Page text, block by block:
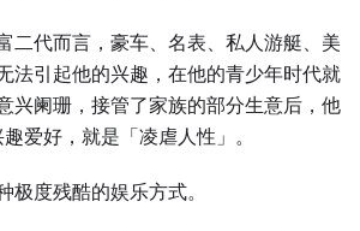
二代而言，豪车、名表、私人游艇、美
法引起他的兴趣，在他的青少年时代就
兴阑珊，接管了家族的部分生意后，他
爱好，就是「凌虐人性」。
极度残酷的娱乐方式。